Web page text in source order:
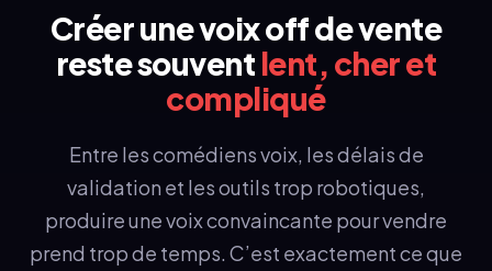
Créer une voix off de vente
reste souvent lent, cher et
compliqué
Entre les comédiens voix, les délais de
validation et les outils trop robotiques,
produire une voix convaincante pour vendre
prend trop de temps. C’est exactement ce que